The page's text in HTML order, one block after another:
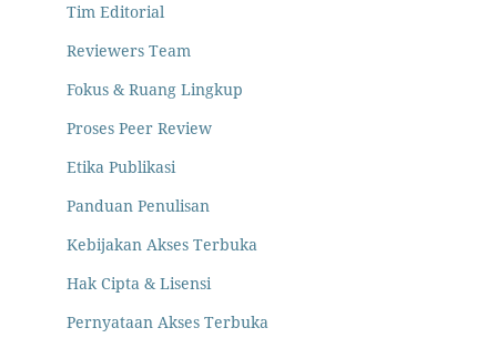
Tim Editorial
Reviewers Team
Fokus & Ruang Lingkup
Proses Peer Review
Etika Publikasi
Panduan Penulisan
Kebijakan Akses Terbuka
Hak Cipta & Lisensi
Pernyataan Akses Terbuka